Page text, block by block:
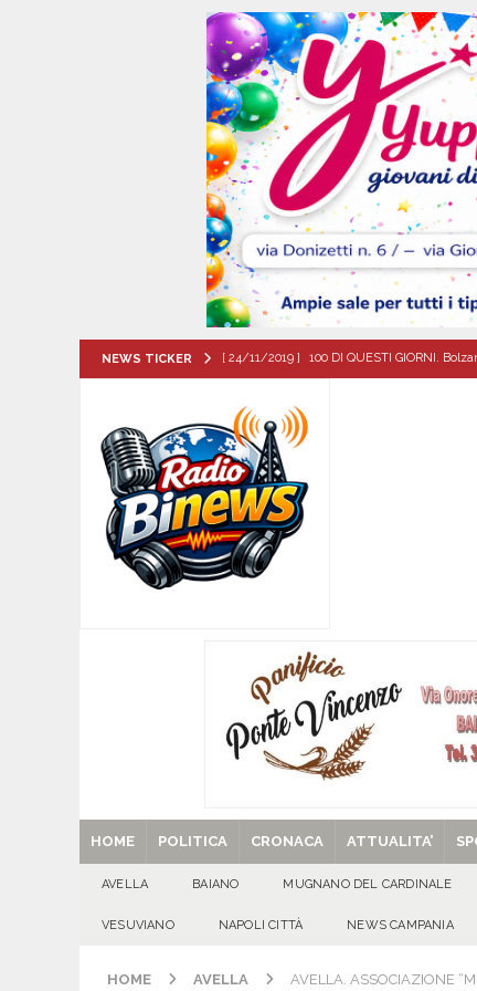
NEWS TICKER [ 24/11/2019 ] 100 DI QUESTI GIORNI.
[ 10/08/2026 ] ALMANACCO DEL
[ 10/08/2026 ] SANT’Oggi. Lunedì 10
EVIDENZA
[ 09/08/2026 ] Turismo delle radici,
[ 09/08/2026 ]
Santa Filomena CRONACA
[ 29/08/2025 ] SANT’Oggi. Venerdì 29
HOME POLITICA CRONACA ATTUALITA’
AVELLA BAIANO MUGNANO DEL CARDINALE
VESUVIANO NAPOLI CITTÀ NEWS CAMPANIA
HOME AVELLA AVELLA. ASSOCIAZIONE